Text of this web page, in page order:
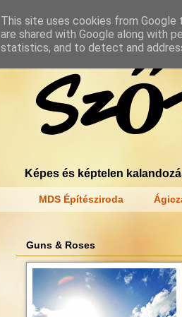
Képes és képtelen
MDS Építésziroda
Guns & Roses
This site uses cookies from Google
are shared with Google along with
statistics, and to detect and